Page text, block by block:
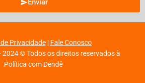
Enviar
Privacidade| Fale Conosco
© Todos os direitos reservados à
Política com Dendê